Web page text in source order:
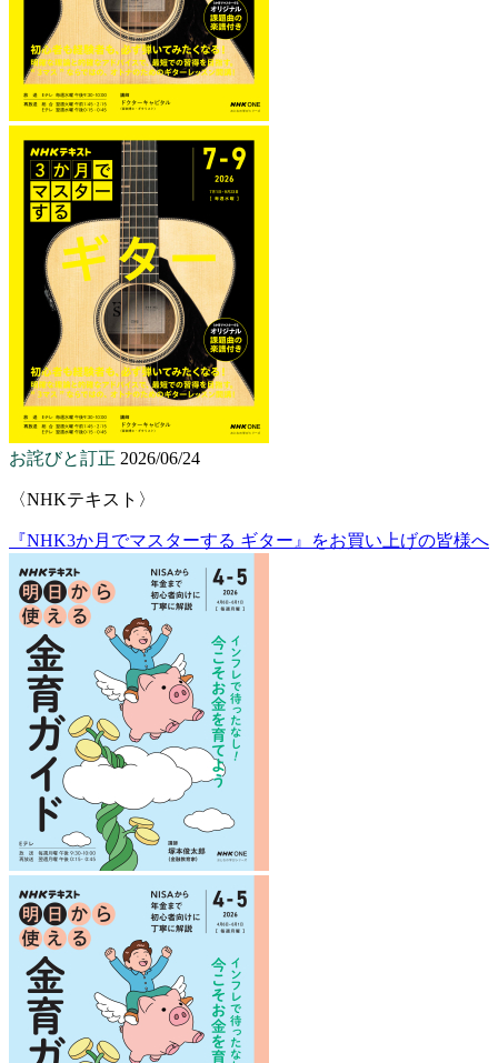
お詫びと訂正 2026/06/24
〈NHKテキスト〉
『NHK3か月でマスターする ギター』をお買い上げの皆様へ